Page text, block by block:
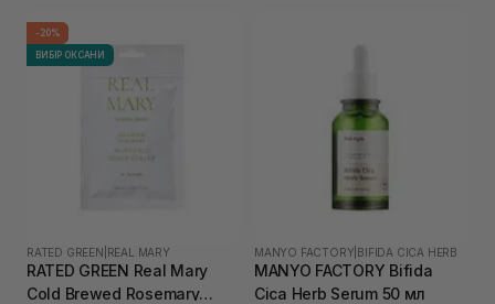
-20%
ВИБІР ОКСАНИ
RATED GREEN REAL MARY
RATED GREEN Real Mary
Cold Brewed Rosemary
MANYO FACTORY BIFIDA CICA HERB
MANYO FACTORY Bifida
Cica Herb Serum 50 мл